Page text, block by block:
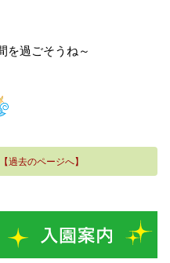
を過ごそうね～
【過去のページへ】